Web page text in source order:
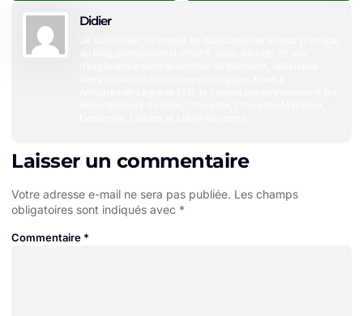
Didier
Laisser un commentaire
Votre adresse e-mail ne sera pas publiée. Les champs
obligatoires sont indiqués avec *
Commentaire *